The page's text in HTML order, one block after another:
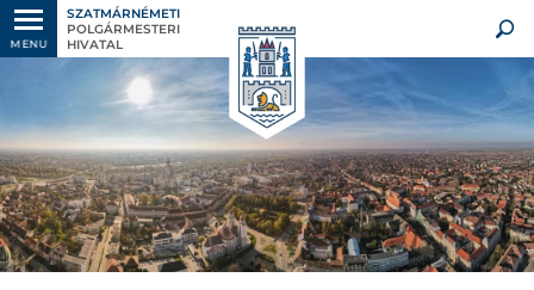
MENU
SZATMÁRNÉMETI
POLGÁRMESTERI
HIVATAL